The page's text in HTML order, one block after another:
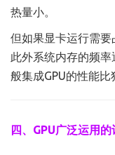
热量小。
但如果显卡运行需要
此外系统内存的频
般集成GPU的性能比
四、GPU广泛运用